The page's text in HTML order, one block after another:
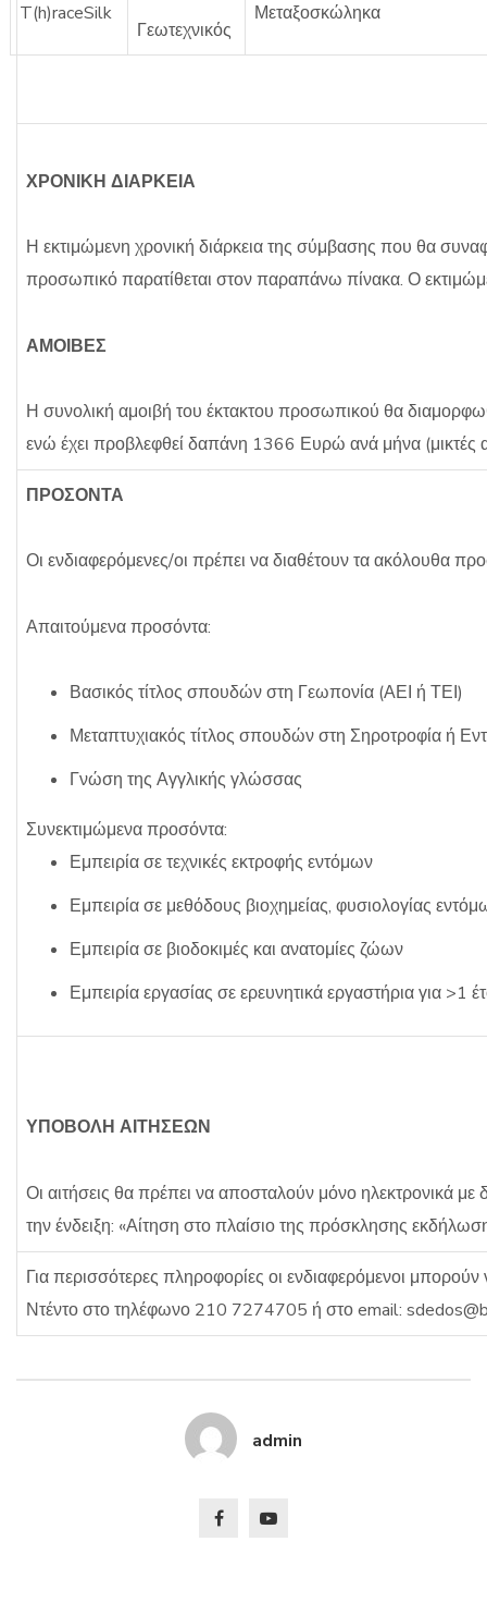
T(h)raceSilk
Γεωτεχνικός
Μεταξοσκώληκα
ΧΡΟΝΙΚΗ ΔΙΑΡΚΕΙΑ
Η εκτιμώμενη χρονική διάρκεια της σύμβασης που θα
προσωπικό παρατίθεται στον παραπάνω πίνακα. Ο
ΑΜΟΙΒΕΣ
Η συνολική αμοιβή του έκτακτου προσωπικού θα
ενώ έχει προβλεφθεί δαπάνη 1366 Ευρώ ανά μήνα (μικτές
ΠΡΟΣΟΝΤΑ
Οι ενδιαφερόμενες/οι πρέπει να διαθέτουν τα ακόλουθα
Απαιτούμενα προσόντα:
Βασικός τίτλος σπουδών στη Γεωπονία (ΑΕΙ ή ΤΕΙ)
Μεταπτυχιακός τίτλος σπουδών στη Σηροτροφία ή
Γνώση της Αγγλικής γλώσσας
Συνεκτιμώμενα προσόντα:
Εμπειρία σε τεχνικές εκτροφής εντόμων
Εμπειρία σε μεθόδους βιοχημείας, φυσιολογίας
Εμπειρία σε βιοδοκιμές και ανατομίες ζώων
Εμπειρία εργασίας σε ερευνητικά εργαστήρια για >1
ΥΠΟΒΟΛΗ ΑΙΤΗΣΕΩΝ
Οι αιτήσεις θα πρέπει να αποσταλούν μόνο ηλεκτρονικά με
την ένδειξη: «Αίτηση στο πλαίσιο της πρόσκλησης
Για περισσότερες πληροφορίες οι ενδιαφερόμενοι
Ντέντο στο τηλέφωνο 210 7274705 ή στο email:
admin